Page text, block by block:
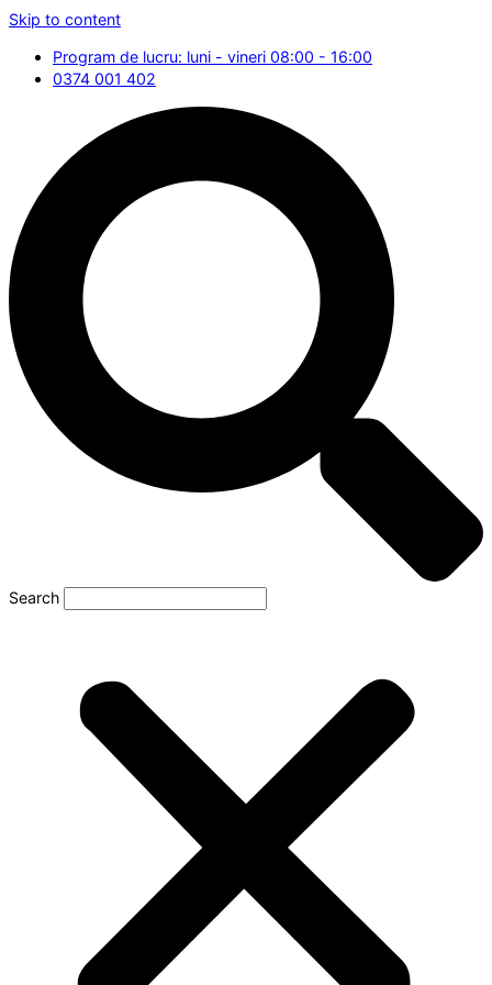
Skip to content
Program de lucru: luni - vineri 08:00 - 16:00
0374 001 402
Search